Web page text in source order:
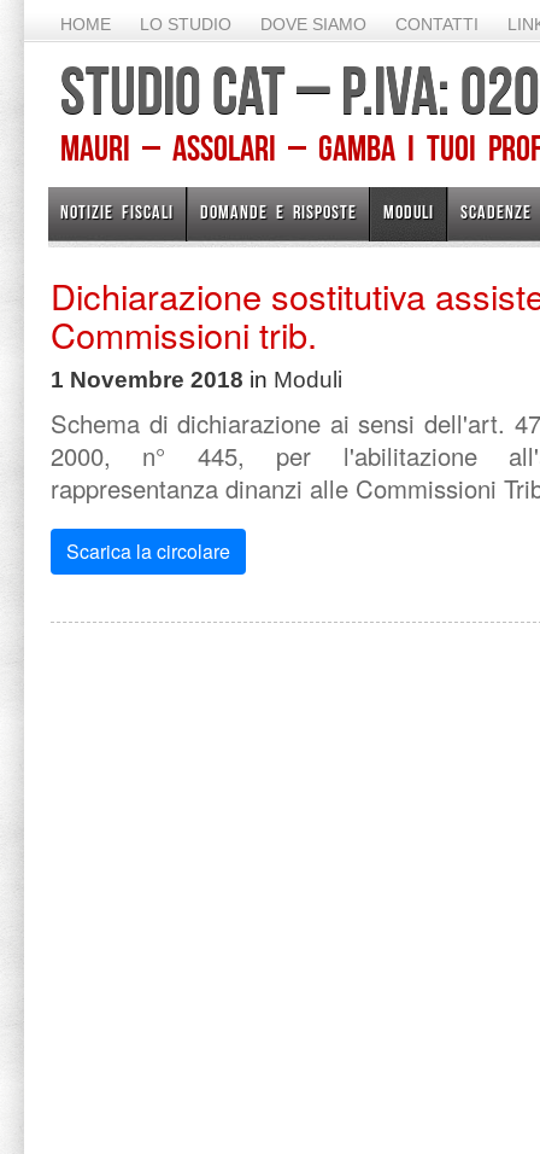
HOME LO STUDIO DOVE SIAMO CONTATTI
STUDIO CAT – P.IVA:
Mauri – Assolari – Gamba I TUOI
NOTIZIE FISCALI DOMANDE E RISPOSTE MODULI SCADENZE
Dichiarazione sostitutiva
Commissioni trib.
1 Novembre 2018 in Moduli
Schema di dichiarazione ai sensi dell'art.
2000, n° 445, per l'abilitazione
rappresentanza dinanzi alle Commissioni
Scarica la circolare